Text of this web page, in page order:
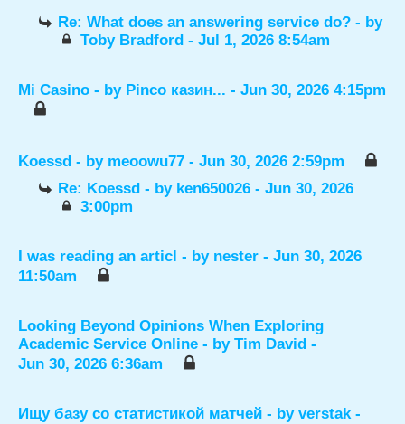
Re: What does an answering service do? - by
Toby Bradford- Jul 1, 2026 8:54am
Mi Casino - by Pinco казин... - Jun 30, 2026 4:15pm
Koessd - by meoowu77 - Jun 30, 2026 2:59pm
Re: Koessd - by ken650026 - Jun 30, 2026
3:00pm
I was reading an articl - by nester - Jun 30, 2026
11:50am
Looking Beyond Opinions When Exploring
Academic Service Online - by Tim David -
Jun 30, 2026 6:36am
Ищу базу со статистикой матчей - by verstak-